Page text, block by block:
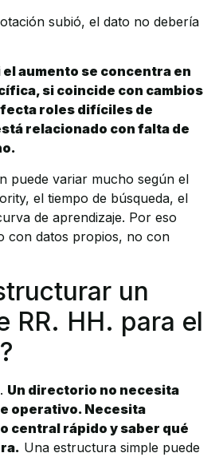
subió, el dato no debería
aumento se concentra en
si coincide con cambios
roles difíciles de
relacionado con falta de
puede variar mucho según el
de aprendizaje. Por eso
con datos propios, no con
un
RR. HH. para el
Un directorio no necesita
operativo. Necesita
central rápido y saber qué
Una estructura simple puede